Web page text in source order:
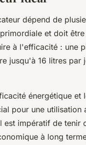
dépend de
et doit
à l'efficacité : une
jusqu'à 16 litres par
énergétique et
pour une utilisation
est impératif de tenir
à long